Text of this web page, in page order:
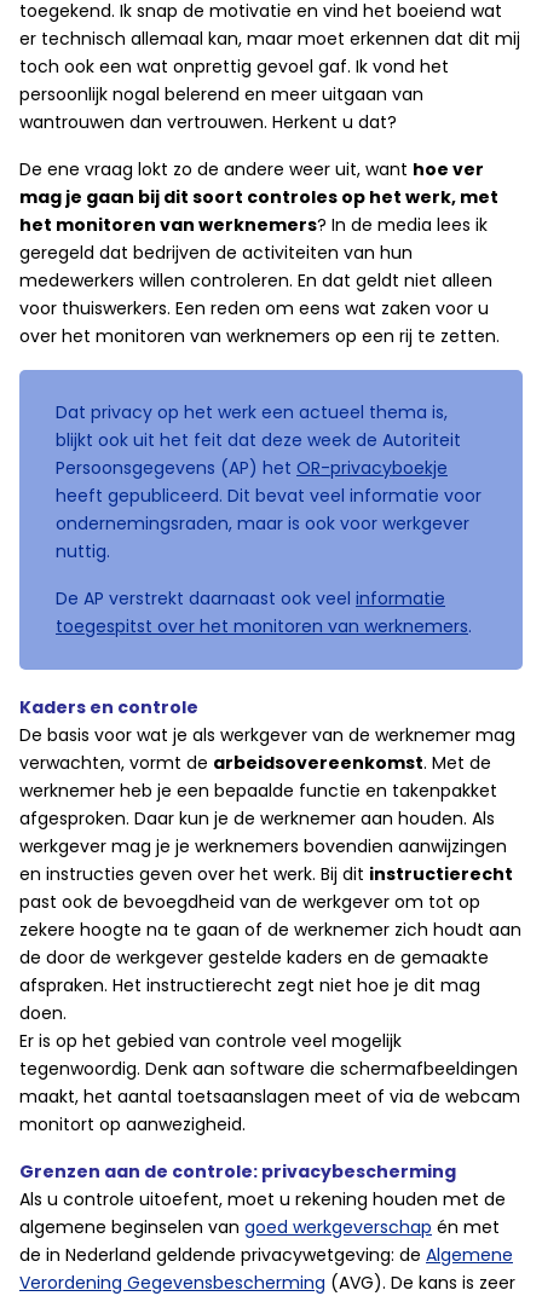
toegekend. Ik snap de motivatie en vind het boeiend wat
er technisch allemaal kan, maar moet erkennen dat dit mij
toch ook een wat onprettig gevoel gaf. Ik vond het
persoonlijk nogal belerend en meer uitgaan van
wantrouwen dan vertrouwen. Herkent u dat?
De ene vraag lokt zo de andere weer uit, want hoe ver
mag je gaan bij dit soort controles op het werk, met
het monitoren van werknemers? In de media lees ik
geregeld dat bedrijven de activiteiten van hun
medewerkers willen controleren. En dat geldt niet alleen
voor thuiswerkers. Een reden om eens wat zaken voor u
over het monitoren van werknemers op een rij te zetten.
Dat privacy op het werk een actueel thema is,
blijkt ook uit het feit dat deze week de Autoriteit
Persoonsgegevens (AP) het OR-privacyboekje
heeft gepubliceerd. Dit bevat veel informatie voor
ondernemingsraden, maar is ook voor werkgever
nuttig.
De AP verstrekt daarnaast ook veel informatie
toegespitst over het monitoren van werknemers.
Kaders en controle
De basis voor wat je als werkgever van de werknemer mag
verwachten, vormt de arbeidsovereenkomst. Met de
werknemer heb je een bepaalde functie en takenpakket
afgesproken. Daar kun je de werknemer aan houden. Als
werkgever mag je je werknemers bovendien aanwijzingen
en instructies geven over het werk. Bij dit instructierecht
past ook de bevoegdheid van de werkgever om tot op
zekere hoogte na te gaan of de werknemer zich houdt aan
de door de werkgever gestelde kaders en de gemaakte
afspraken. Het instructierecht zegt niet hoe je dit mag
doen.
Er is op het gebied van controle veel mogelijk
tegenwoordig. Denk aan software die schermafbeeldingen
maakt, het aantal toetsaanslagen meet of via de webcam
monitort op aanwezigheid.
Grenzen aan de controle: privacybescherming
Als u controle uitoefent, moet u rekening houden met de
algemene beginselen van goed werkgeverschap én met
de in Nederland geldende privacywetgeving: de Algemene
Verordening Gegevensbescherming (AVG). De kans is zeer